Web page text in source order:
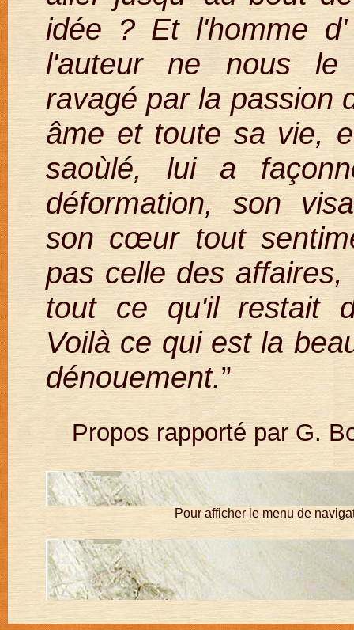
idée ? Et l'homme
l'auteur ne nous le
ravagé par la passion
âme et toute sa vie,
saoùlé, lui a
déformation, son
son cœur tout
pas celle des
tout ce qu'il restait
Voilà ce qui est la
dénouement.”
Propos rapporté par G.
Pour afficher le menu de